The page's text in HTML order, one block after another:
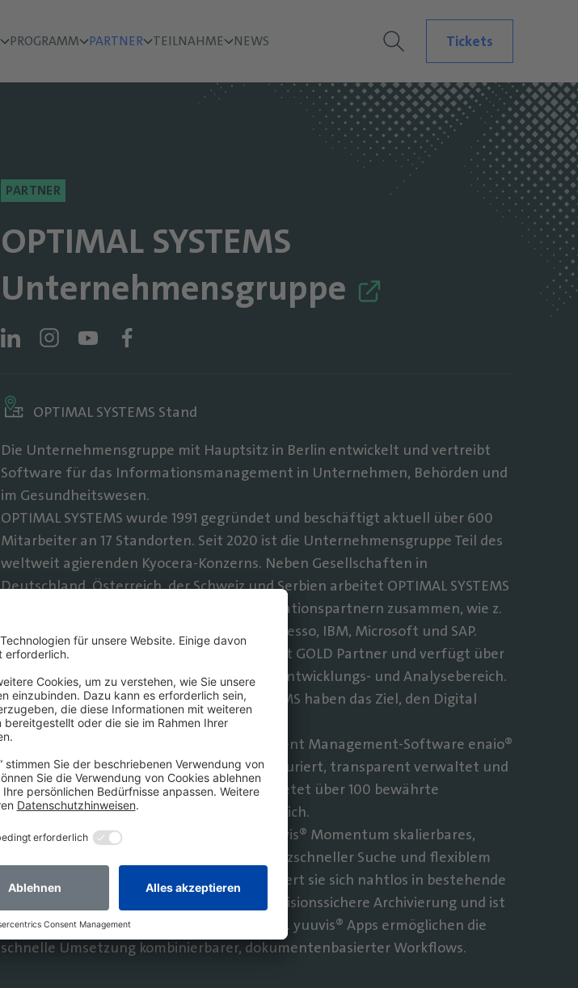
PROGRAMM PARTNER TEILNAHME NEWS Tickets
PARTNER
OPTIMAL SYSTEMS
Unternehmensgruppe
OPTIMAL SYSTEMS Stand
Die Unternehmensgruppe mit Hauptsitz in Berlin entwickelt und vertreibt
Software für das Informationsmanagement in Unternehmen, Behörden und
im Gesundheitswesen.
OPTIMAL SYSTEMS wurde 1991 gegründet und beschäftigt aktuell über 600
Mitarbeiter an 17 Standorten. Seit 2020 ist die Unternehmensgruppe Teil des
weltweit agierenden Kyocera-Konzerns. Neben Gesellschaften in
Deutschland, Österreich, der Schweiz und Serbien arbeitet OPTIMAL SYSTEMS
weltweit mit über 75 Vertriebs- und Kooperationspartnern zusammen, wie z.
B. NTT DATA Business Solutions, NetApp, adesso, IBM, Microsoft und SAP.
OPTIMAL SYSTEMS ist langjähriger Microsoft GOLD Partner und verfügt über
mehrfach ausgezeichnete Spezialisten im Entwicklungs- und Analysebereich.
Die Softwareprodukte von OPTIMAL SYSTEMS haben das Ziel, den Digital
Workplace zu realisieren.
Mithilfe der umfassenden Enterprise Content Management-Software enaio®
kann Unternehmenswissen effizient strukturiert, transparent verwaltet und
revisionssicher archiviert werden. enaio® bietet über 100 bewährte
Fachlösungen für fast jeden Geschäftsbereich.
Als cloud‑native ECM‑Plattform bietet yuuvis® Momentum skalierbares,
sicheres Dokumentenmanagement mit blitzschneller Suche und flexiblem
Metadatenmodell. Über offene APIs integriert sie sich nahtlos in bestehende
Systeme (z. B. SAP, Microsoft 365), liefert revisionssichere Archivierung und ist
als SaaS, on‑premises oder hybrid verfügbar. yuuvis® Apps ermöglichen die
schnelle Umsetzung kombinierbarer, dokumentenbasierter Workflows.